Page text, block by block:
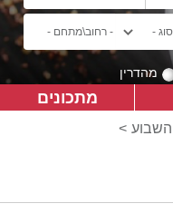
מהדרין
מתכונים
>